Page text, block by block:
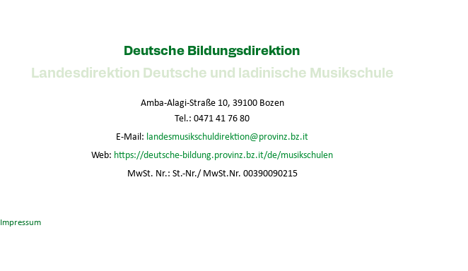
Deutsche Bildungsdirektion
Landesdirektion Deutsche und ladinische Musikschule
Amba-Alagi-Straße 10, 39100 Bozen
Tel.: 0471 41 76 80
E-Mail: landesmusikschuldirektion@provinz.bz.it
Web: https://deutsche-bildung.provinz.bz.it/de/musikschulen
MwSt. Nr.: St.-Nr./ MwSt.Nr. 00390090215
Impressum